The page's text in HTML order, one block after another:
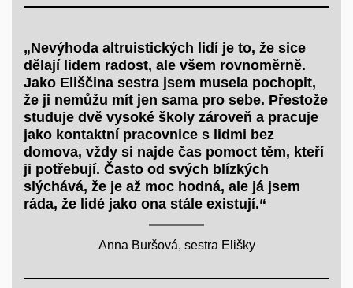
„Nevýhoda altruistických lidí je to, že sice
dělají lidem radost, ale všem rovnoměrně.
Jako Eliščina sestra jsem musela pochopit,
že ji nemůžu mít jen sama pro sebe. Přestože
studuje dvě vysoké školy zároveň a pracuje
jako kontaktní pracovnice s lidmi bez
domova, vždy si najde čas pomoct těm, kteří
ji potřebují. Často od svých blízkých
slýchává, že je až moc hodná, ale já jsem
ráda, že lidé jako ona stále existují.“
Anna Buršová, sestra Elišky